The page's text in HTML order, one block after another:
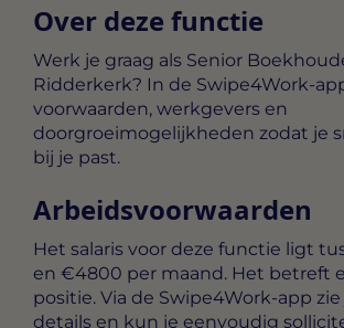
Over deze functie
Werk je graag als Senior
Ridderkerk? In de Swipe4Work-
voorwaarden, werkgevers en
doorgroeimogelijkheden zodat je
bij je past.
Arbeidsvoorwaarden
Het salaris voor deze functie ligt
en €4800 per maand . Het betreft
positie. Via de Swipe4Work-app
details en kun je eenvoudig